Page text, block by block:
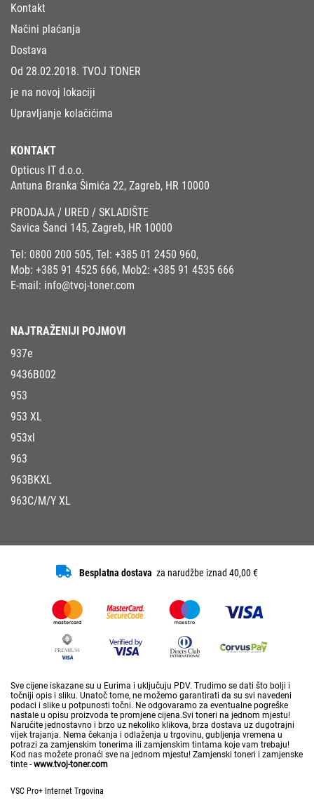
Kontakt
Načini plaćanja
Dostava
Od 28.02.2018. TVOJ TONER
je na novoj lokaciji
Upravljanje kolačićima
KONTAKT
Opticus IT d.o.o.
Antuna Branka Šimića 22, Zagreb, HR 10000
PRODAJA / URED / SKLADIŠTE
Savica Šanci 145, Zagreb, HR 10000
Tel: 0800 200 505, Tel: +385 01 2450 960,
Mob: +385 91 4525 666, Mob2: +385 91 4535 666
E-mail: info@tvoj-toner.com
NAJTRAŽENIJI POJMOVI
937e
9436B002
953
953 XL
953xl
963
963BKXL
963C/M/Y XL
Besplatna dostava za narudžbe iznad 40,00 €
Sve cijene iskazane su u Eurima i uključuju PDV. Trudimo se dati što bolji i
točniji opis i sliku. Unatoč tome, ne možemo garantirati da su svi navedeni
podaci i slike u potpunosti točni. Ne odgovaramo za eventualne pogreške
nastale u opisu proizvoda te promjene cijena.Svi toneri na jednom mjestu!
Naručite jednostavno i brzo uz nekoliko klikova, brza dostava uz dugotrajni
vijek trajanja. Nema čekanja i odlaženja u trgovinu, gubljenja vremena u
potrazi za zamjenskim tonerima ili zamjenskim tintama koje vam trebaju!
Kod nas možete pronaći sve na jednom mjestu! Zamjenski toneri i zamjenske
tinte - www.tvoj-toner.com
VSC Pro+ Internet Trgovina